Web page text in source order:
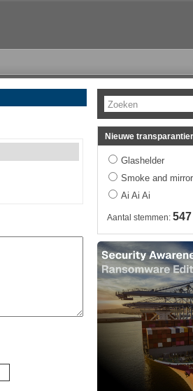
Zoeken
Nieuwe
Glashelder
Smoke and
Ai Ai Ai
Aantal stemmen: 547